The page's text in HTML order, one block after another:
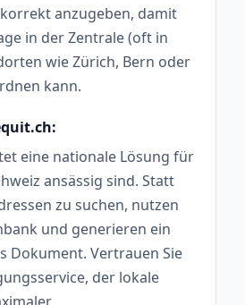
anzugeben, damit
in der Zentrale (oft in
wie Zürich, Bern oder
kann.
eine nationale Lösung für
ansässig sind. Statt
zu suchen, nutzen
und generieren ein
Dokument. Vertrauen Sie
der lokale